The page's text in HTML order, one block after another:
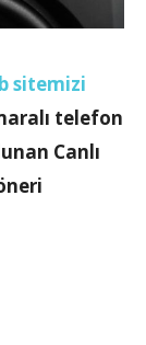
sitemizi
telefon
Canlı